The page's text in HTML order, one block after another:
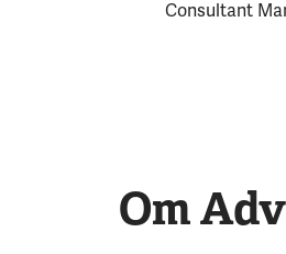
Consultant
Om